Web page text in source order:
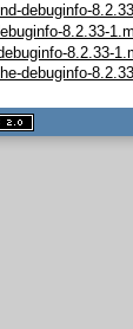
debuginfo-
8.2.33-
8.2.33-
debuginfo-